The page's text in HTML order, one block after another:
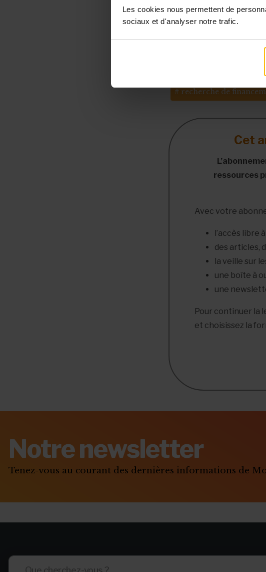
Les cookies nous permettent de
sociaux et d'analyser notre trafic.
Schaerbeek. L'offre
rejoignant l'espace, v
Tags
recherche de
Cet
ressources
Avec votre
l’accès libre
des articles,
la veille sur
une boîte à
une
Pour continuer la
et choisissez la
Notre newsletter
Tenez-vous au courant des dernières informations de